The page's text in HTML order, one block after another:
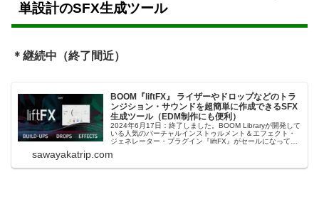
単設計のSFX生成ツール
＊継続中（終了間近）
BOOM『liftFX』 ライザーやドロップなどのトラ
ンジション・サウンドを超簡単に作成できるSFX
生成ツール（EDM制作にも便利）
2024年6月17日：終了しました。BOOM Libraryが開発して
いる人気のバーチャルインストゥルメント＆エフェクト・
ジェネレーター・プラグイン『liftFX』がセールになってい
の良いプラグインです。liftFXは、ライザーやドロップなど
sawayakatrip.com